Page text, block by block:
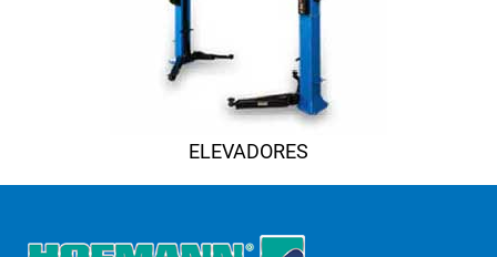
ELEVADORES